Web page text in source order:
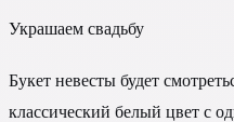
Украшаем свадьбу
Букет невесты будет
классический белый цвет с